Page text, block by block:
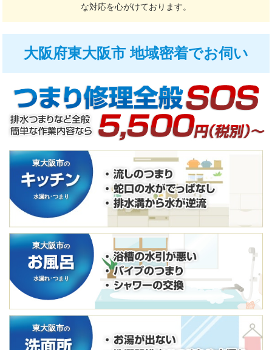
な対応を心がけております。
大阪府東大阪市 地域密着でお伺い
東大阪市の
水漏れ･つまり
東大阪市の
水漏れ･つまり
東大阪市の